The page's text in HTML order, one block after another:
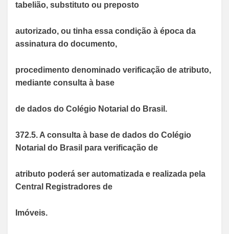
tabelião, substituto ou preposto
autorizado, ou tinha essa condição à época da
assinatura do documento,
procedimento denominado verificação de atributo,
mediante consulta à base
de dados do Colégio Notarial do Brasil.
372.5. A consulta à base de dados do Colégio
Notarial do Brasil para verificação de
atributo poderá ser automatizada e realizada pela
Central Registradores de
Imóveis.